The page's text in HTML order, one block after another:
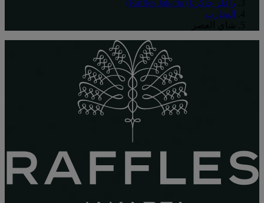
رافلز جاكرتا (Raffles Jakarta)
التجارب